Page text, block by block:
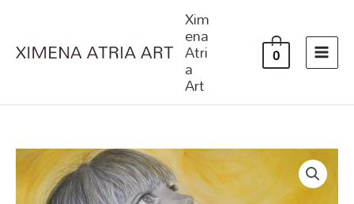
contenido
Xim
ena
Atri
a
Art
0
NIÑA
cantidad